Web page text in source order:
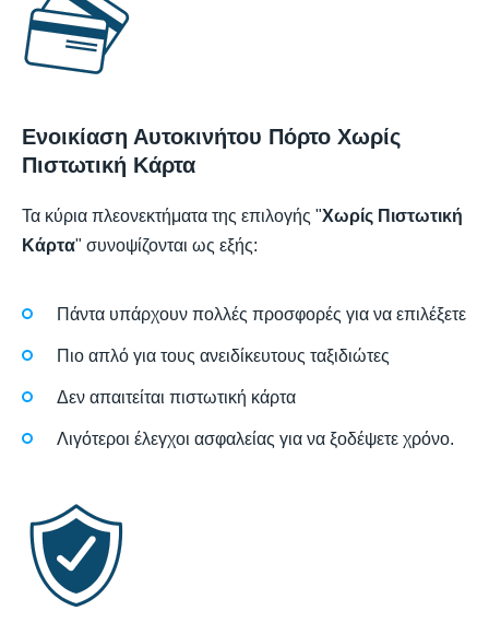
Ενοικίαση Αυτοκινήτου Πόρτο Χωρίς
Πιστωτική Κάρτα
Τα κύρια πλεονεκτήματα της επιλογής "Χωρίς Πιστωτική
Κάρτα" συνοψίζονται ως εξής:
Πάντα υπάρχουν πολλές προσφορές για να επιλέξετε
Πιο απλό για τους ανειδίκευτους ταξιδιώτες
Δεν απαιτείται πιστωτική κάρτα
Λιγότεροι έλεγχοι ασφαλείας για να ξοδέψετε χρόνο.